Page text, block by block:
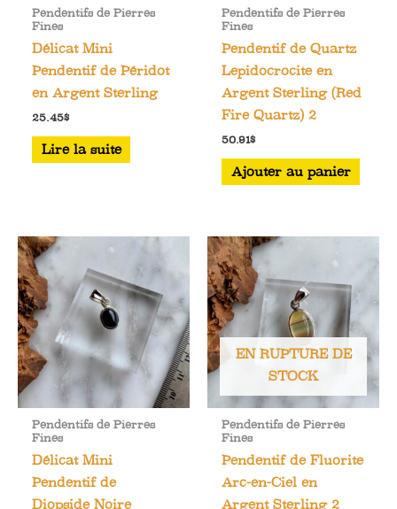
Pendentifs de Pierres
Fines
Délicat Mini
Pendentif de Péridot
en Argent Sterling
25.45$
Lire la suite
Pendentifs de Pierres
Fines
Pendentif de Quartz
Lepidocrocite en
Argent Sterling (Red
Fire Quartz) 2
50.91$
Ajouter au panier
Pendentifs de Pierres
Fines
Délicat Mini
Pendentif de
Diopside Noire
EN RUPTURE DE
STOCK
Pendentifs de Pierres
Fines
Pendentif de Fluorite
Arc-en-Ciel en
Argent Sterling 2